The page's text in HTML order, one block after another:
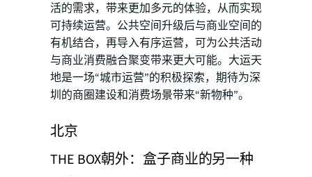
活的需求，带来更加多元的体验，从而实现
可持续运营。公共空间升级后与商业空间的
有机结合，再导入有序运营，可为公共活动
与商业消费融合聚变带来更大可能。大运天
地是一场“城市运营”的积极探索，期待为深
圳的商圈建设和消费场景带来“新物种”。
北京
THE BOX朝外：盒子商业的另一种